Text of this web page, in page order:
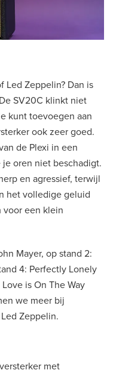
Led Zeppelin? Dan is
SV20C klinkt niet
kunt toevoegen aan
ook zeer goed.
de Plexi in een
oren niet beschadigt.
en agressief, terwijl
het volledige geluid
voor een klein
Mayer, op stand 2:
4: Perfectly Lonely
is On The Way
we meer bij
Zeppelin.
met